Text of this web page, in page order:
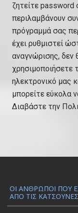
ζητείτε password
περιλαμβάνουν
πρόγραμμά σας
έχει ρυθμιστεί
αναγνώρισης, δεν
χρησιμοποιήσετε
ηλεκτρονικό μας
μπορείτε εύκολα
Διαβάστε την
ΟΙ ΆΝΘΡΩΠΟΙ ΠΟΥ
ΑΠΌ ΤΙΣ ΚΑΤΣΟΎΝΕΣ